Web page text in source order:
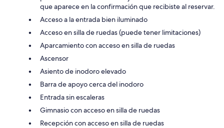
que aparece en la confirmación que recibiste al reservar.
Acceso a la entrada bien iluminado
Acceso en silla de ruedas (puede tener limitaciones)
Aparcamiento con acceso en silla de ruedas
Ascensor
Asiento de inodoro elevado
Barra de apoyo cerca del inodoro
Entrada sin escaleras
Gimnasio con acceso en silla de ruedas
Recepción con acceso en silla de ruedas